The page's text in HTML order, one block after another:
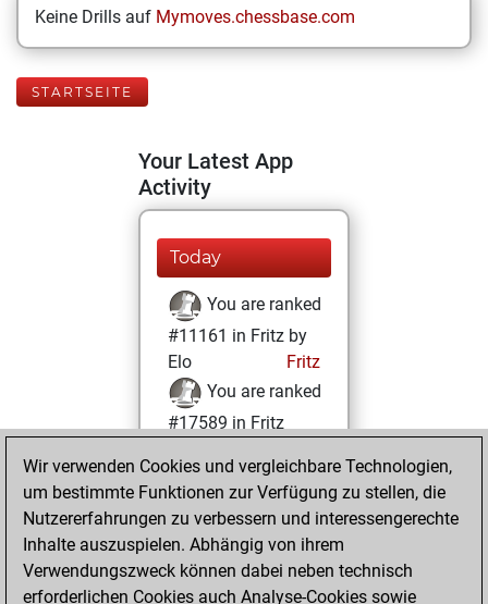
Keine Drills auf Mymoves.chessbase.com
STARTSEITE
Your Latest App
Activity
Today
You are ranked
#11161 in Fritz by
Elo
Fritz
You are ranked
#17589 in Fritz
Dienstag, Januar
19, 2021
You achieved a
BeautyScore of 5
Wir verwenden Cookies und vergleichbare Technologien,
um bestimmte Funktionen zur Verfügung zu stellen, die
Nutzererfahrungen zu verbessern und interessengerechte
Inhalte auszuspielen. Abhängig von ihrem
Verwendungszweck können dabei neben technisch
erforderlichen Cookies auch Analyse-Cookies sowie